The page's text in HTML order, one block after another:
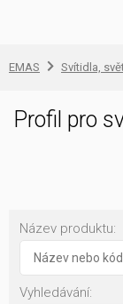
EMAS Svítidla,
Profil pro
Název produktu:
Vyhledávání: